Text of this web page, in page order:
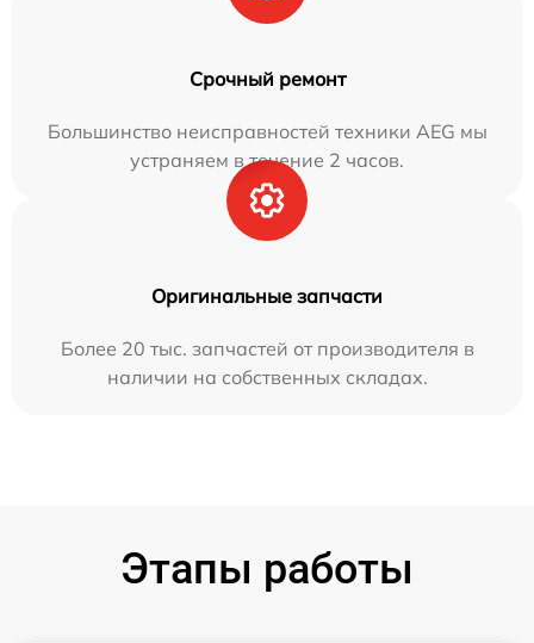
Срочный ремонт
Большинство неисправностей техники AEG мы
устраняем в течение 2 часов.
Оригинальные запчасти
Более 20 тыс. запчастей от производителя в
наличии на собственных складах.
Этапы работы